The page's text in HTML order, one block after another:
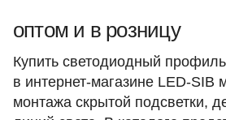
оптом и в розницу
Купить светодиодный
в интернет-магазине LED-SIB
монтажа скрытой подсветки,